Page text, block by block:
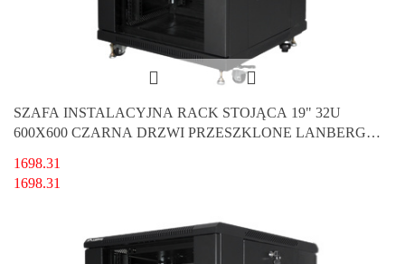
SZAFA INSTALACYJNA RACK STOJĄCA 19" 32U
600X600 CZARNA DRZWI PRZESZKLONE LANBERG
1698.31
1698.31